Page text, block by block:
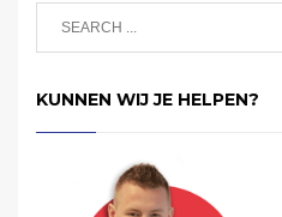
KUNNEN WIJ JE HELPEN?